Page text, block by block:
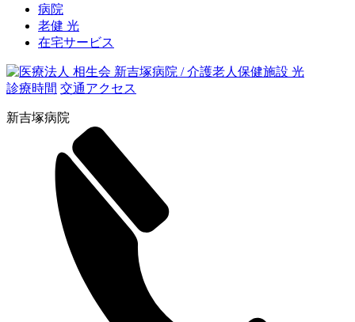
病院
老健 光
在宅サービス
診療時間 交通アクセス
新吉塚病院